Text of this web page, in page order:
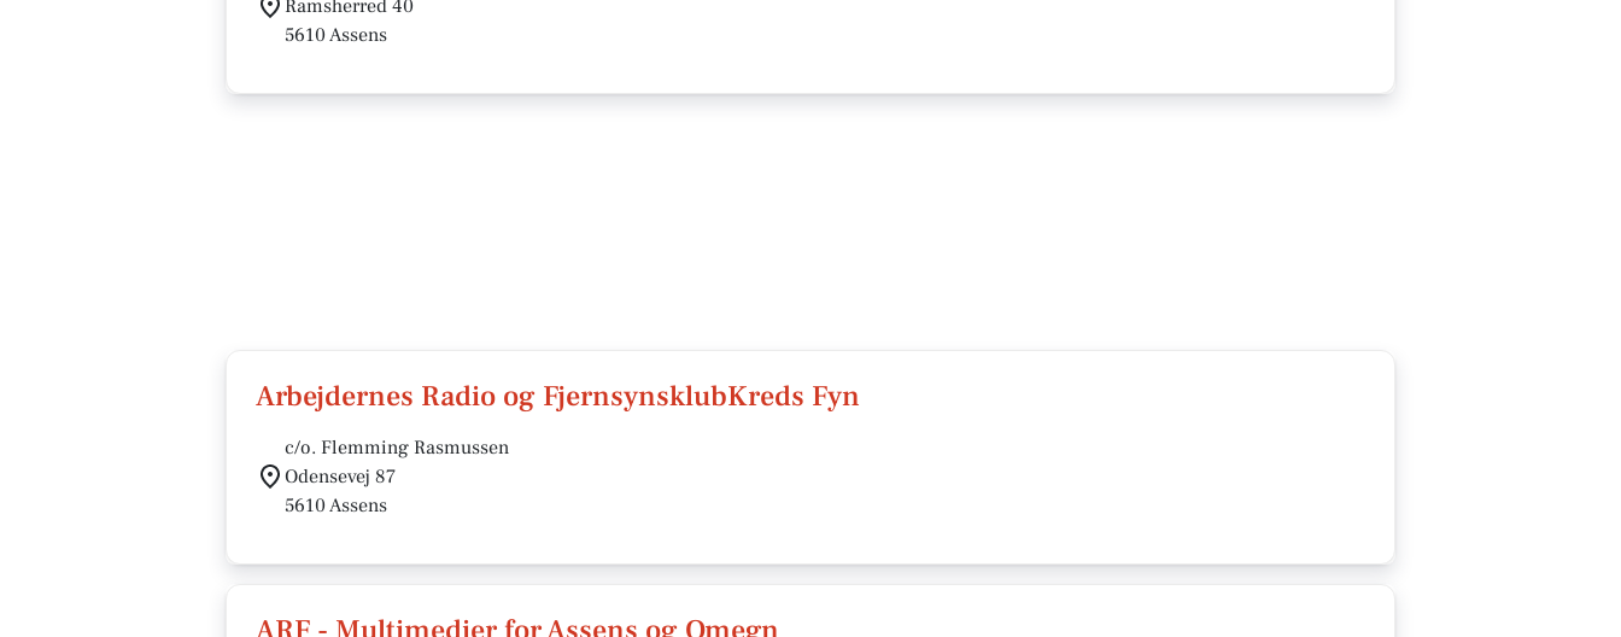
Ramsherred 40
5610 Assens
Arbejdernes Radio og FjernsynsklubKreds Fyn
c/o. Flemming Rasmussen
Odensevej 87
5610 Assens